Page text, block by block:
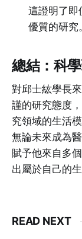
這證明了
優質的研究。
總結：科
對邱士紘學長
謹的研究態度
究領域的生活
無論未來成為
賦予他來自多
出屬於自己的生
READ NEXT